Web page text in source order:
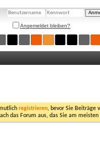
Angemeldet bleiben?
registrieren, bevor Sie Beiträge
das Forum aus, das Sie am